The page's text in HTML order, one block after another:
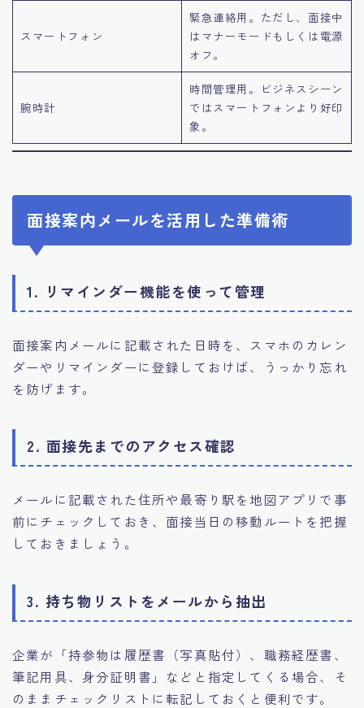
スマートフォン
緊急連絡用。ただし、面接中
はマナーモードもしくは電源
オフ。
腕時計
時間管理用。ビジネスシーン
ではスマートフォンより好印
象。
面接案内メールを活用した準備術
1. リマインダー機能を使って管理
面接案内メールに記載された日時を、スマホのカレン
ダーやリマインダーに登録しておけば、うっかり忘れ
を防げます。
2. 面接先までのアクセス確認
メールに記載された住所や最寄り駅を地図アプリで事
前にチェックしておき、面接当日の移動ルートを把握
しておきましょう。
3. 持ち物リストをメールから抽出
企業が「持参物は履歴書（写真貼付）、職務経歴書、
筆記用具、身分証明書」などと指定してくる場合、そ
のままチェックリストに転記しておくと便利です。